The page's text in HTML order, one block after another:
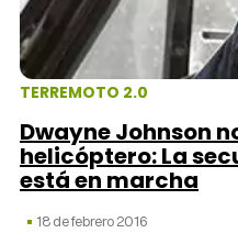
TERREMOTO 2.0
Dwayne Johnson
helicóptero: La
está en marcha
18 de febrero 2016